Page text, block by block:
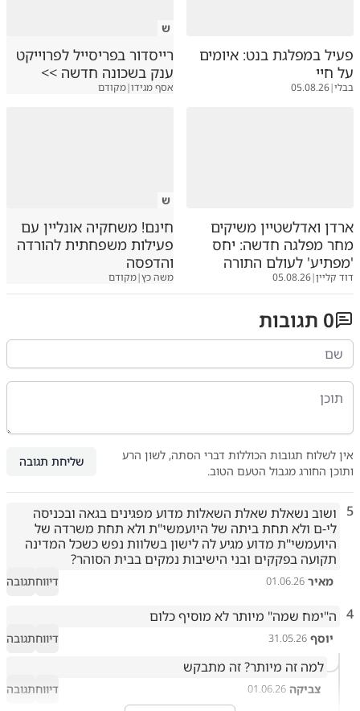
פעיל במפלגת בנט: איומים
על חיי
בבלי|
05.08.26
ש
רייסדור בפריסייל לפרוייקט
ענק בשכונה חדשה >>
אסף מגידו|מקודם
ארדן ואדלשטיין משיקים
מחר מפלגה חדשה: יחס
'מפתיע' לעולם התורה
דוד קליין|
05.08.26
ש
חינם! משחקיה אונליין עם
פעילות משפחתית להורדה
והדפסה
משה כץ|מקודם
0 תגובות
אין לשלוח תגובות הכוללות דברי הסתה, לשון הרע
ותוכן החורג מגבול הטעם הטוב.
שליחת תגובה
5
תקועה בפקקים ובני הישיבות נמקים בבית הסוהר?
מאיר 01.06.26 דיווחתגובה
4 ה"ימח שמה" מיותר לא מוסיף כלום
יוסף 31.05.26 דיווחתגובה
למה זה מיותר? זה מתבקש
צביקה 01.06.26 דיווחתגובה